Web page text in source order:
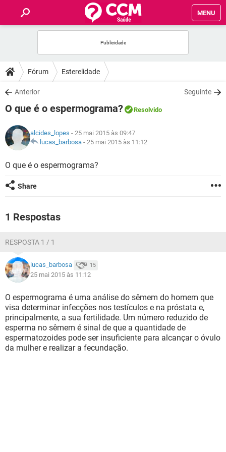
MENU
FÓRUM
SAÚDE
FAMÍLIA
NUTRIÇÃO
BEM-ESTAR
SEXUALIDADE
GLOSSÁRIO
Fórum Esterelidade
Anterior Seguinte
O que é o espermograma? Resolvido
alcides_lopes - 25 mai 2015 às 09:47
lucas_barbosa - 25 mai 2015 às 11:12
O que é o espermograma?
Share
1 Respostas
RESPOSTA 1 / 1
lucas_barbosa 15
25 mai 2015 às 11:12
O espermograma é uma análise do sêmem do homem que
visa determinar infecções nos testículos e na próstata e,
principalmente, a sua fertilidade. Um número reduzido de
esperma no sêmem é sinal de que a quantidade de
espermatozoides pode ser insuficiente para alcançar o óvulo
da mulher e realizar a fecundação.